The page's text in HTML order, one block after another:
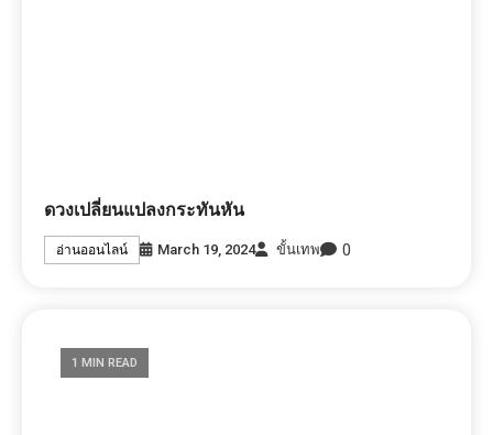
ดวงเปลี่ยนแปลงกระทันหัน
อ่านออนไลน์ March 19, 2024 ขั้นเทพ 0
1 MIN READ